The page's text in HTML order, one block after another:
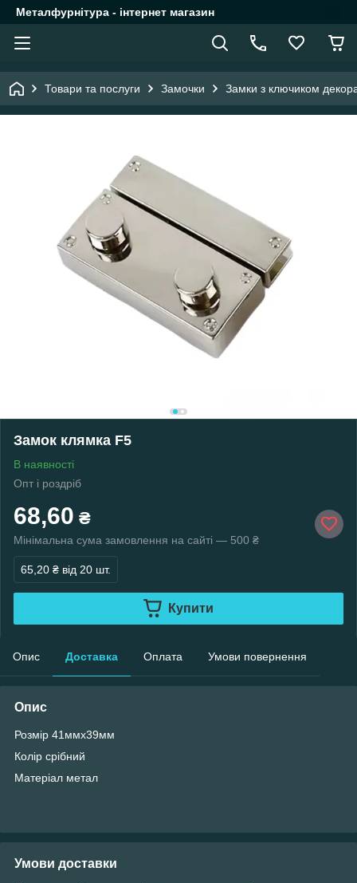
Металфурнітура - інтернет магазин
Товари та послуги Замочки Замки з ключиком
Замок клямка F5
В наявності
Опт і роздріб
68,60 ₴
Мінімальна сума замовлення на сайті — 500 ₴
65,20 ₴ від 20 шт.
Купити
Опис Доставка Оплата Умови повернення
Опис
Розмір 41ммх39мм
Колір срібний
Матеріал метал
Умови доставки